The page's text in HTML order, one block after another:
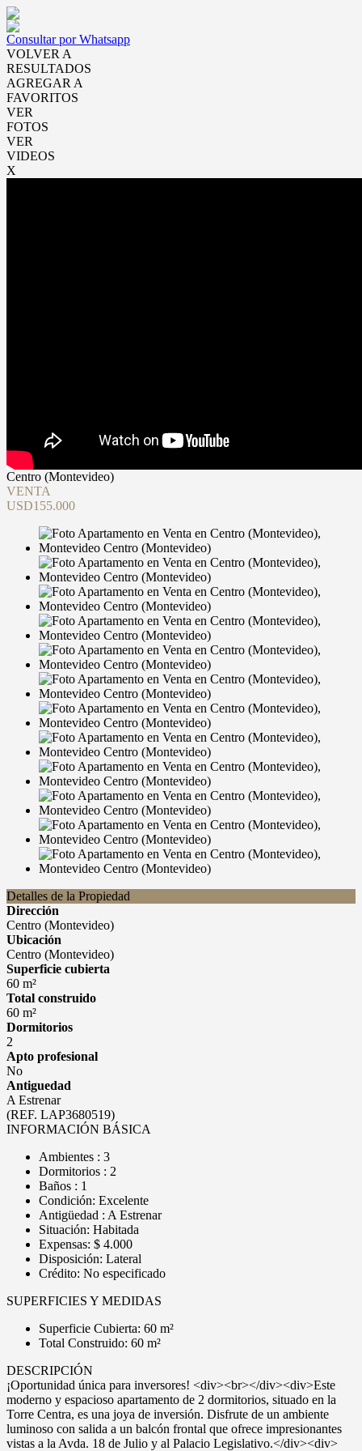
Consultar por Whatsapp
VOLVER A
RESULTADOS
AGREGAR A
FAVORITOS
VER
FOTOS
VER
VIDEOS
X
Centro (Montevideo)
VENTA
USD155.000
Detalles de la Propiedad
Dirección
Centro (Montevideo)
Ubicación
Centro (Montevideo)
Superficie cubierta
60 m²
Total construido
60 m²
Dormitorios
2
Apto profesional
No
Antiguedad
A Estrenar
(REF. LAP3680519)
INFORMACIÓN BÁSICA
Ambientes : 3
Dormitorios : 2
Baños : 1
Condición: Excelente
Antigüedad : A Estrenar
Situación: Habitada
Expensas: $ 4.000
Disposición: Lateral
Crédito: No especificado
SUPERFICIES Y MEDIDAS
Superficie Cubierta: 60 m²
Total Construido: 60 m²
DESCRIPCIÓN
¡Oportunidad única para inversores! <div><br></div><div>Este
moderno y espacioso apartamento de 2 dormitorios, situado en la
Torre Centra, es una joya de inversión. Disfrute de un ambiente
luminoso con salida a un balcón frontal que ofrece impresionantes
vistas a la Avda. 18 de Julio y al Palacio Legislativo.</div><div>